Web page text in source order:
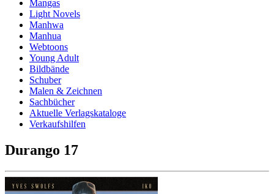
Mangas
Light Novels
Manhwa
Manhua
Webtoons
Young Adult
Bildbände
Schuber
Malen & Zeichnen
Sachbücher
Aktuelle Verlagskataloge
Verkaufshilfen
Durango 17